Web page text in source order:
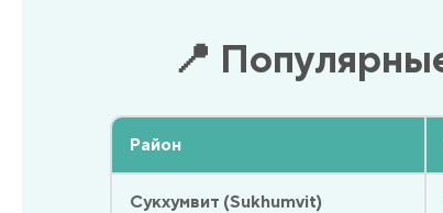
📍
Район
Сукхумвит (Sukhumvit)